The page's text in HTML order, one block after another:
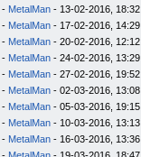
- MetalMan - 13-02-2016, 18:32
- MetalMan - 17-02-2016, 14:29
- MetalMan - 20-02-2016, 12:12
- MetalMan - 24-02-2016, 13:29
- MetalMan - 27-02-2016, 19:52
- MetalMan - 02-03-2016, 13:08
- MetalMan - 05-03-2016, 19:15
- MetalMan - 10-03-2016, 13:13
- MetalMan - 16-03-2016, 13:36